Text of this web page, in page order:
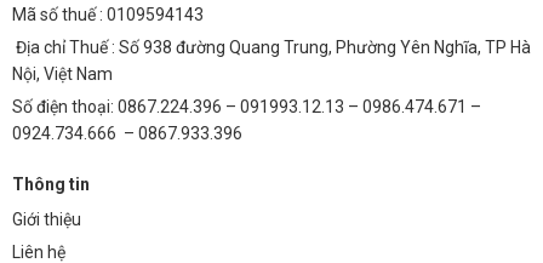
Mã số thuế : 0109594143
Địa chỉ Thuế : Số 938 đường Quang Trung, Phường Yên Nghĩa, TP Hà
Nội, Việt Nam
Số điện thoại: 0867.224.396 – 091993.12.13 – 0986.474.671 –
0924.734.666 – 0867.933.396
Thông tin
Giới thiệu
Liên hệ